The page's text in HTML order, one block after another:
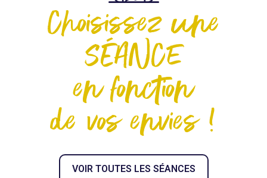
Choisissez une
SÉANCE
en fonction
de vos envies !
VOIR TOUTES LES SÉANCES